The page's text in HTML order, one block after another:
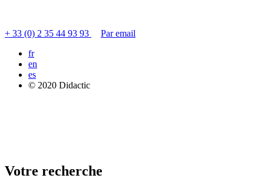
+ 33 (0) 2 35 44 93 93
Par email
fr
en
es
© 2020 Didactic
Votre recherche